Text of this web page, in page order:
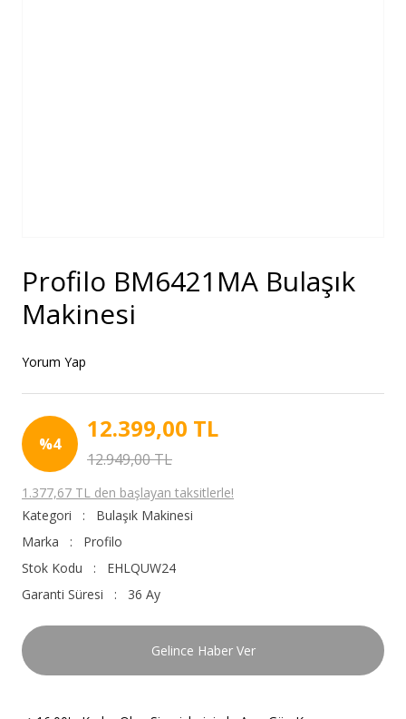
Profilo BM6421MA Bulaşık
Makinesi
Yorum Yap
%4
12.399,00 TL
12.949,00 TL
1.377,67 TL den başlayan taksitlerle!
Kategori
Bulaşık Makinesi
Marka
Profilo
Stok Kodu
EHLQUW24
Garanti Süresi
36 Ay
Gelince Haber Ver